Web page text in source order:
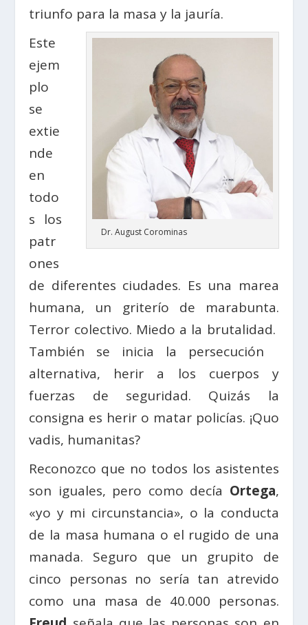
triunfo para la masa y la jauría.
Dr. August Corominas
Este
ejem
plo
se
extie
nde
en
todo
s los
patr
ones
de diferentes ciudades. Es una marea
humana, un griterío de marabunta.
Terror colectivo. Miedo a la brutalidad.
También se inicia la persecución
alternativa, herir a los cuerpos y
fuerzas de seguridad. Quizás la
consigna es herir o matar policías. ¡Quo
vadis, humanitas?
Reconozco que no todos los asistentes
son iguales, pero como decía Ortega,
«yo y mi circunstancia», o la conducta
de la masa humana o el rugido de una
manada. Seguro que un grupito de
cinco personas no sería tan atrevido
como una masa de 40.000 personas.